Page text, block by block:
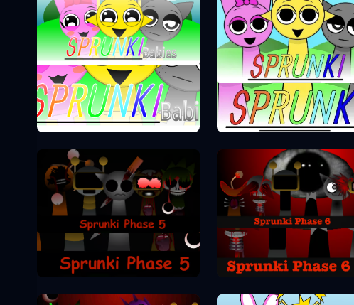
Sprunki Phase 0
Sprunki Phase 1
Sprunki Phase 5
Sprunki Phase 6